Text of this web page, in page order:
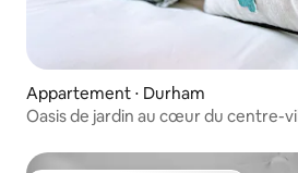
Appartement ⋅ Durham
Oasis de jardin au cœur du centre-